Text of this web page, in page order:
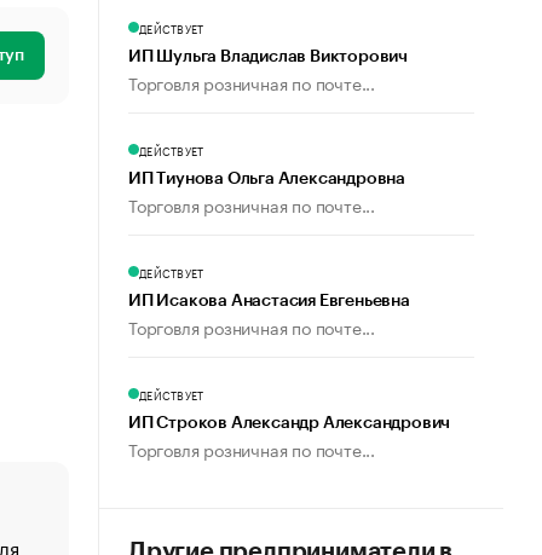
«От спорта тело стареет иначе». Как живет глава
ДЕЙСТВУЕТ
ИП Шульга Владислав Викторович
Торговля розничная по почте...
ДЕЙСТВУЕТ
ИП Тиунова Ольга Александровна
Торговля розничная по почте...
ДЕЙСТВУЕТ
ИП Исакова Анастасия Евгеньевна
Торговля розничная по почте...
ДЕЙСТВУЕТ
ИП Строков Александр Александрович
Торговля розничная по почте...